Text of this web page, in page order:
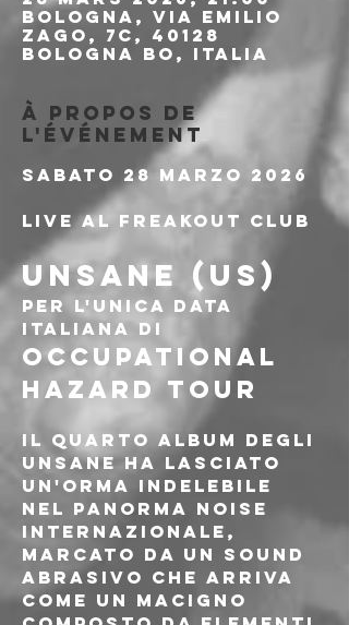
Bologna, Via Emilio
Zago, 7c, 40128
Bologna BO, Italia
À propos de
l'événement
Sabato 28 Marzo 2026
Live al Freakout Club
UNSANE (US)
PER L'UNICA DATA
ITALIANA DI
OCCUPATIONAL
HAZARD TOUR
Il quarto album degli
Unsane ha lasciato
un'orma indelebile
nel panorma noise
internazionale,
marcato da un sound
abrasivo che arriva
come un macigno